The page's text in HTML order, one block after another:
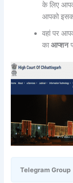
के लिए
आपको
वहां पर
काआप्शन
Telegram Group